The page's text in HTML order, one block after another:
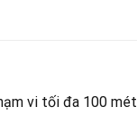
vi tối đa 100